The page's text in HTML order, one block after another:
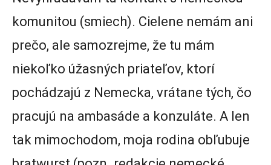
komunitou (smiech). Cielene nemám ani
prečo, ale samozrejme, že tu mám
niekoľko úžasných priateľov, ktorí
pochádzajú z Nemecka, vrátane tých, čo
pracujú na ambasáde a konzuláte. A len
tak mimochodom, moja rodina obľubuje